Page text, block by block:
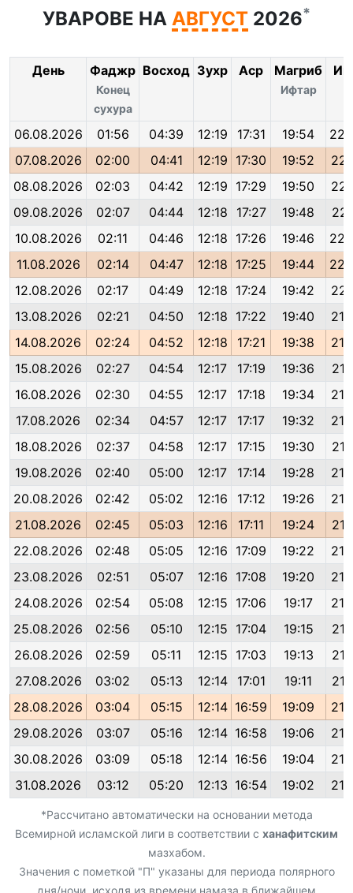
УВАРОВЕ НА АВГУСТ 2026*
День Фаджр
Конец
сухура
Восход Зухр Аср Магриб
Ифтар
06.08.2026 01:56 04:39 12:19 17:31 19:54
07.08.2026
02:00 04:41 12:19 17:30 19:52
08.08.2026
02:03 04:42 12:19 17:29 19:50
09.08.2026
02:07 04:44 12:18 17:27 19:48
10.08.2026
02:11 04:46 12:18 17:26 19:46
11.08.2026
02:14 04:47 12:18 17:25 19:44
12.08.2026
02:17 04:49 12:18 17:24 19:42
13.08.2026
02:21 04:50 12:18 17:22 19:40
14.08.2026
02:24 04:52 12:18 17:21 19:38
15.08.2026
02:27 04:54 12:17 17:19 19:36
16.08.2026
02:30 04:55 12:17 17:18 19:34
17.08.2026
02:34 04:57 12:17 17:17 19:32
18.08.2026
02:37 04:58 12:17 17:15 19:30
19.08.2026
02:40 05:00 12:17 17:14 19:28
20.08.2026
02:42 05:02 12:16 17:12 19:26
21.08.2026
02:45 05:03 12:16 17:11 19:24
22.08.2026
02:48 05:05 12:16 17:09 19:22
23.08.2026
02:51 05:07 12:16 17:08 19:20
24.08.2026
02:54 05:08 12:15 17:06 19:17
25.08.2026
02:56 05:10 12:15 17:04 19:15
26.08.2026
02:59 05:11 12:15 17:03 19:13
27.08.2026
03:02 05:13 12:14 17:01 19:11
28.08.2026
03:04 05:15 12:14 16:59 19:09
29.08.2026
03:07 05:16 12:14 16:58 19:06
30.08.2026
03:09 05:18 12:14 16:56 19:04
31.08.2026
03:12 05:20 12:13 16:54 19:02
*Рассчитано автоматически на основании метода
Всемирной исламской лиги в соответствии с ханафитским
мазхабом.
Значения с пометкой "П" указаны для периода полярного
дня/ночи, исходя из времени намаза в ближайшем